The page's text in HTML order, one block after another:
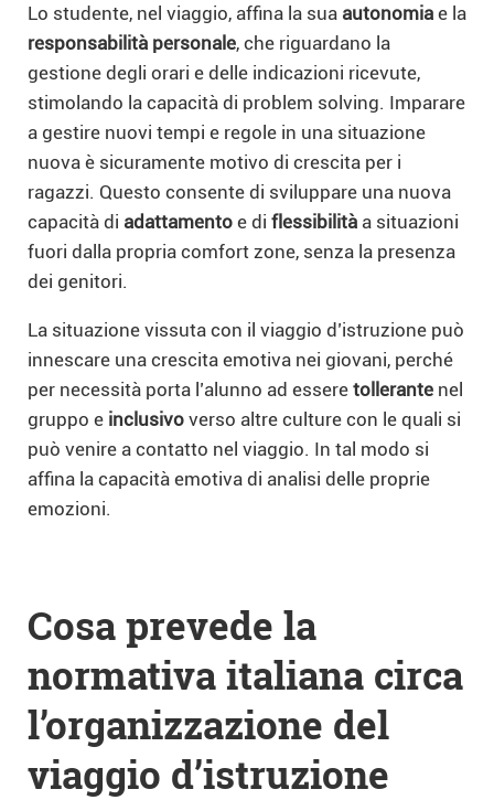
Lo studente, nel viaggio, affina la sua autonomia e la
responsabilità personale, che riguardano la
gestione degli orari e delle indicazioni ricevute,
stimolando la capacità di problem solving. Imparare
a gestire nuovi tempi e regole in una situazione
nuova è sicuramente motivo di crescita per i
ragazzi. Questo consente di sviluppare una nuova
capacità di adattamento e di flessibilità a situazioni
fuori dalla propria comfort zone, senza la presenza
dei genitori.
La situazione vissuta con il viaggio d’istruzione può
innescare una crescita emotiva nei giovani, perché
per necessità porta l’alunno ad essere tollerante nel
gruppo e inclusivo verso altre culture con le quali si
può venire a contatto nel viaggio. In tal modo si
affina la capacità emotiva di analisi delle proprie
emozioni.
Cosa prevede la
normativa italiana circa
l’organizzazione del
viaggio d’istruzione